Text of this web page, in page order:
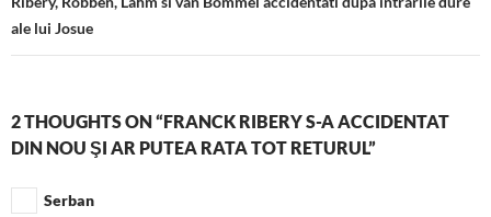
ale lui Josue
2 THOUGHTS ON “FRANCK RIBERY S-A ACCIDENTAT
DIN NOU ŞI AR PUTEA RATA TOT RETURUL”
Serban